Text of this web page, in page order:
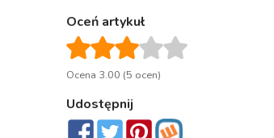
Oceń artykuł
Ocena 3.00 (5 ocen)
Udostępnij